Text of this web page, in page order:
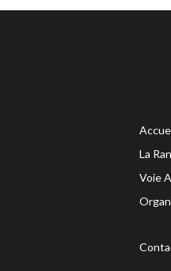
La
Voie